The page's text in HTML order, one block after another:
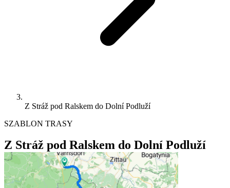
Z Stráž pod Ralskem do Dolní Podluží
SZABLON TRASY
Z Stráž pod Ralskem do Dolní Podluží